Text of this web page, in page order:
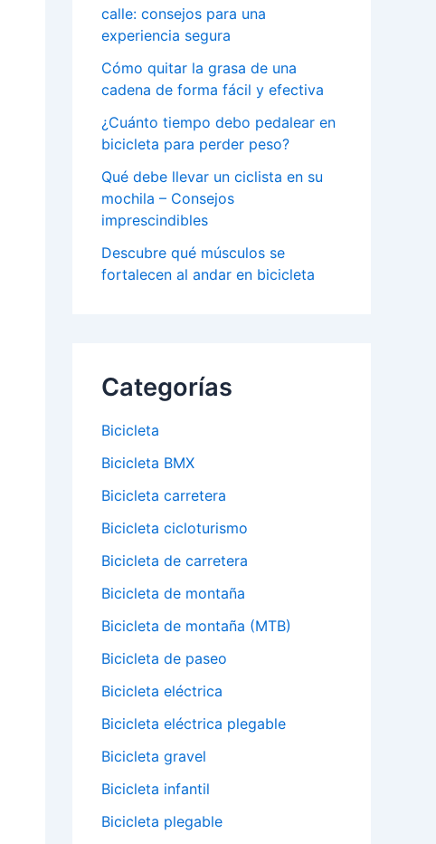
calle: consejos para una
experiencia segura
Cómo quitar la grasa de una
cadena de forma fácil y efectiva
¿Cuánto tiempo debo pedalear en
bicicleta para perder peso?
Qué debe llevar un ciclista en su
mochila – Consejos
imprescindibles
Descubre qué músculos se
fortalecen al andar en bicicleta
Categorías
Bicicleta
Bicicleta BMX
Bicicleta carretera
Bicicleta cicloturismo
Bicicleta de carretera
Bicicleta de montaña
Bicicleta de montaña (MTB)
Bicicleta de paseo
Bicicleta eléctrica
Bicicleta eléctrica plegable
Bicicleta gravel
Bicicleta infantil
Bicicleta plegable